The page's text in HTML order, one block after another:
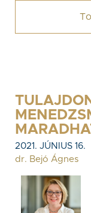
2021. JÚNIUS 16.
dr. Bejó Ágnes